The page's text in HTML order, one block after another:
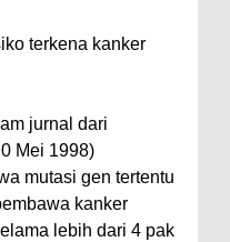
terkena kanker
jurnal dari
Mei 1998)
mutasi gen tertentu
kanker
lebih dari 4 pak